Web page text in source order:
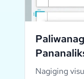
Nagiging